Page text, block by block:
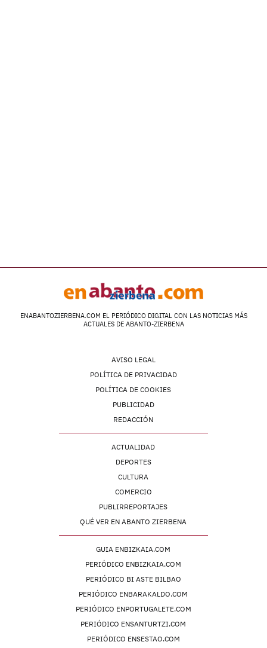
ENABANTOZIERBENA.COM EL PERIÓDICO DIGITAL CON LAS NOTICIAS MÁS
ACTUALES DE ABANTO-ZIERBENA
AVISO LEGAL
POLÍTICA DE PRIVACIDAD
POLÍTICA DE COOKIES
PUBLICIDAD
REDACCIÓN
ACTUALIDAD
DEPORTES
CULTURA
COMERCIO
PUBLIRREPORTAJES
QUÉ VER EN ABANTO ZIERBENA
GUIA ENBIZKAIA.COM
PERIÓDICO ENBIZKAIA.COM
PERIÓDICO BI ASTE BILBAO
PERIÓDICO ENBARAKALDO.COM
PERIÓDICO ENPORTUGALETE.COM
PERIÓDICO ENSANTURTZI.COM
PERIÓDICO ENSESTAO.COM